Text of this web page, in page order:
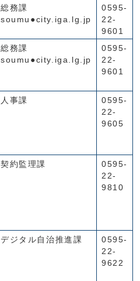
総務課
soumu●city.iga.lg.jp
0595-
22-
9601
総務課
soumu●city.iga.lg.jp
0595-
22-
9601
人事課
0595-
22-
9605
契約監理課
0595-
22-
9810
デジタル自治推進課
0595-
22-
9622